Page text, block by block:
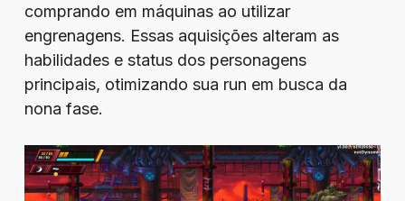
comprando em máquinas ao utilizar
engrenagens. Essas aquisições alteram as
habilidades e status dos personagens
principais, otimizando sua run em busca da
nona fase.